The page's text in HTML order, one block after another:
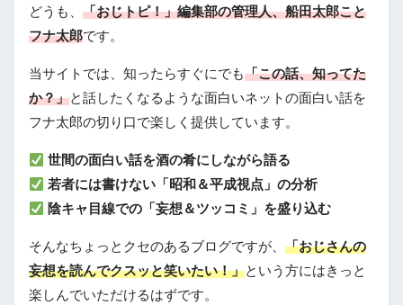
どうも、 「おじトピ！」編集部の管理人、船田太郎こと
フナ太郎です。
当サイトでは、知ったらすぐにでも「この話、知ってた
か？」と話したくなるような面白いネットの面白い話を
フナ太郎の切り口で楽しく提供しています。
世間の面白い話を酒の肴にしながら語る
若者には書けない「昭和＆平成視点」の分析
陰キャ目線での「妄想＆ツッコミ」を盛り込む
そんなちょっとクセのあるブログですが、 「おじさんの
妄想を読んでクスッと笑いたい！」という方にはきっと
楽しんでいただけるはずです。